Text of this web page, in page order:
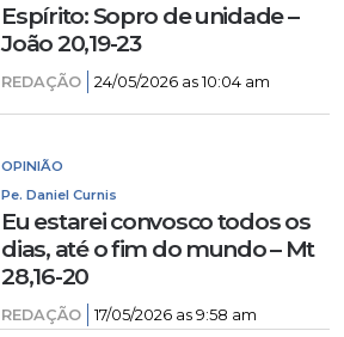
Espírito: Sopro de unidade –
João 20,19-23
REDAÇÃO 24/05/2026 as 10:04 am
OPINIÃO
Pe. Daniel Curnis
Eu estarei convosco todos os
dias, até o fim do mundo – Mt
28,16-20
REDAÇÃO 17/05/2026 as 9:58 am